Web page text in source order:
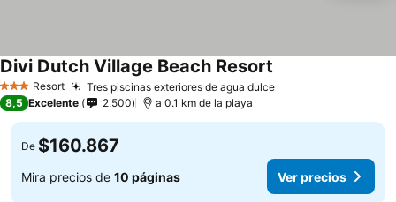
3 EstrellasResort Tres piscinas exteriores de agua dulce
Divi Dutch Village Beach Resort
8,5 Excelente 2.500 a 0.1 km de la playa
De $160.867
Mira precios de 10 páginas Ver precios